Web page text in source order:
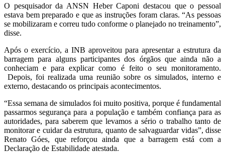
O pesquisador da ANSN Heber Caponi destacou que o pessoal
estava bem preparado e que as instruções foram claras. “As pessoas
se mobilizaram e correu tudo conforme o planejado no treinamento”,
disse.
Após o exercício, a INB aproveitou para apresentar a estrutura da
barragem para alguns participantes dos órgãos que ainda não a
conheciam e para explicar como é feito o seu monitoramento.
Depois, foi realizada uma reunião sobre os simulados, interno e
externo, destacando os principais acontecimentos.
“Essa semana de simulados foi muito positiva, porque é fundamental
passarmos segurança para a população e também confiança para as
autoridades, para saberem que levamos a sério o trabalho tanto de
monitorar e cuidar da estrutura, quanto de salvaguardar vidas”, disse
Renato Góes, que reforçou ainda que a barragem está com a
Declaração de Estabilidade atestada.